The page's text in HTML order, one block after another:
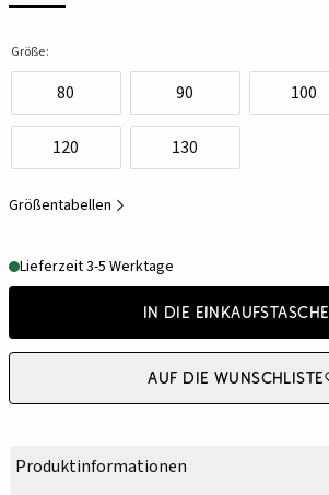
Größe:
80 90 100
120 130
Größentabellen
Lieferzeit 3-5 Werktage
In die Einkaufstasche
Auf die Wunschliste
Produktinformationen